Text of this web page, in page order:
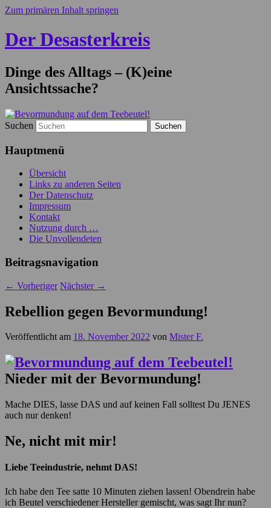
Zum primären Inhalt springen
Der Desasterkreis
Dinge des Alltags – (K)eine
Ansichtssache?
Suchen
Hauptmenü
Übersicht
Links zu anderen Seiten
Der Datenschutz
Impressum
Kontakt
Nutzung durch …
Die Unvollendeten
Beitragsnavigation
← Vorheriger Nächster →
Rebellion gegen Bevormundung!
Veröffentlicht am 18. November 2022 von Mister F.
Nieder mit der Bevormundung!
Mache DIES, lasse DAS und auf keinen Fall solltest Du JENES
auch nur denken!
Ne, nicht mit mir!
Liebe Teeindustrie, nehmt DAS!
Ich habe den Tee satte 10 Minuten ziehen lassen! Obendrein habe
ich Beutel verschiedener Hersteller gemischt, was sagt Ihr nun?